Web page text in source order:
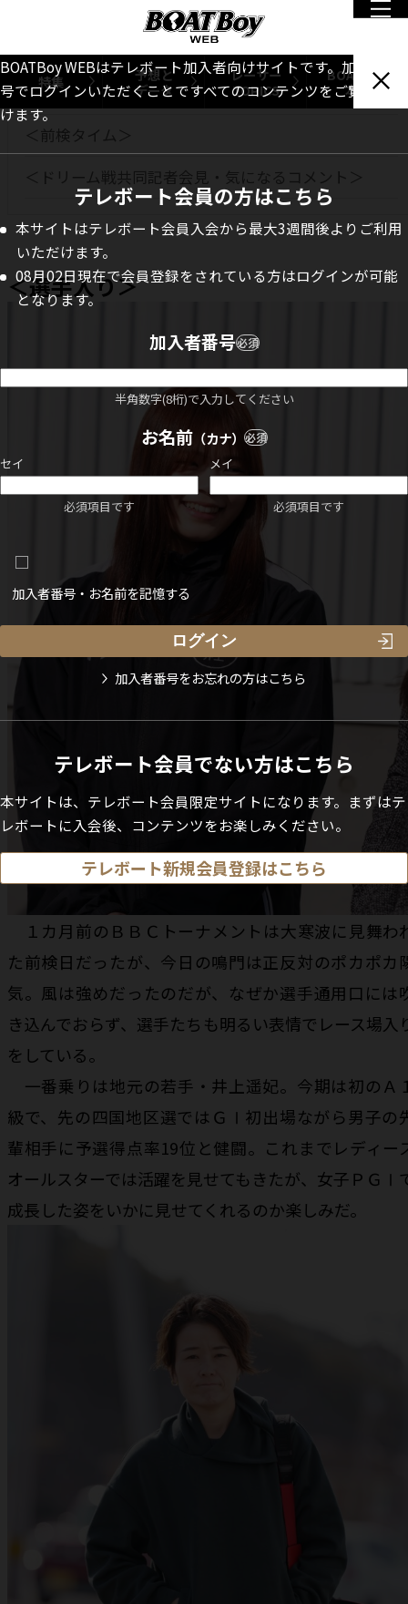
特集
予想と
データ
レーサー
TOPICS
BOATBoy
本誌
BOATBoy WEBはテレボート加入者向けサイトです。加入者番
号でログインいただくことですべてのコンテンツをご覧いただ
けます。
テレボート会員の方はこちら
本サイトはテレボート会員入会から最大3週間後よりご利用
いただけます。
08月02日現在で会員登録をされている方はログインが可能
となります。
加入者番号必須
半角数字(8桁)で入力してください
お名前（カナ） 必須
セイ
必須項目です
メイ
必須項目です
加入者番号・お名前を記憶する
加入者番号をお忘れの方はこちら
テレボート会員でない方はこちら
本サイトは、テレボート会員限定サイトになります。まずはテ
レボートに入会後、コンテンツをお楽しみください。
テレボート新規会員登録はこちら
INDEX
＜選手入り＞
＜モーター抽選＞
＜前検タイム＞
＜ドリーム戦共同記者会見・気になるコメント＞
＜選手入り＞
１カ月前のＢＢＣトーナメントは大寒波に見舞わ
た前検日だったが、今日の鳴門は正反対のポカポカ
気。風は強めだったのだが、なぜか選手通用口には
き込んでおらず、選手たちも明るい表情でレース場入
をしている。
一番乗りは地元の若手・井上遥妃。今期は初のＡ
級で、先の四国地区選ではＧⅠ初出場ながら男子の
輩相手に予選得点率19位と健闘。これまでレディー
オールスターでは活躍を見せてもきたが、女子ＰＧⅠ
成長した姿をいかに見せてくれるのか楽しみだ。